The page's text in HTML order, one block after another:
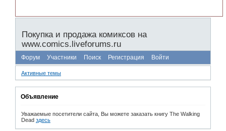
Покупка и продажа комиксов на
www.comics.liveforums.ru
Форум Участники Поиск Регистрация Войти
Активные темы
Объявление
Уважаемые посетители сайта, Вы можете заказать книгу The Walking
Dead здесь